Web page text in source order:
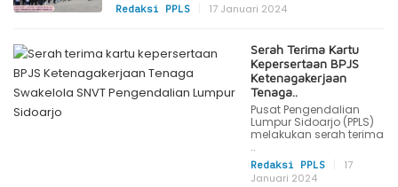
Redaksi PPLS 17 Januari 2024
Serah Terima Kartu
Kepersertaan BPJS
Ketenagakerjaan
Tenaga..
Pusat Pengendalian
Lumpur Sidoarjo (PPLS)
melakukan serah terima
..
Redaksi PPLS
17
Januari 2024